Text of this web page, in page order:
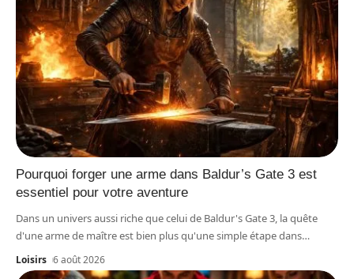
Pourquoi forger une arme dans Baldur’s Gate 3 est
essentiel pour votre aventure
Dans un univers aussi riche que celui de Baldur's Gate 3, la quête
d'une arme de maître est bien plus qu'une simple étape dans…
Loisirs 6 août 2026